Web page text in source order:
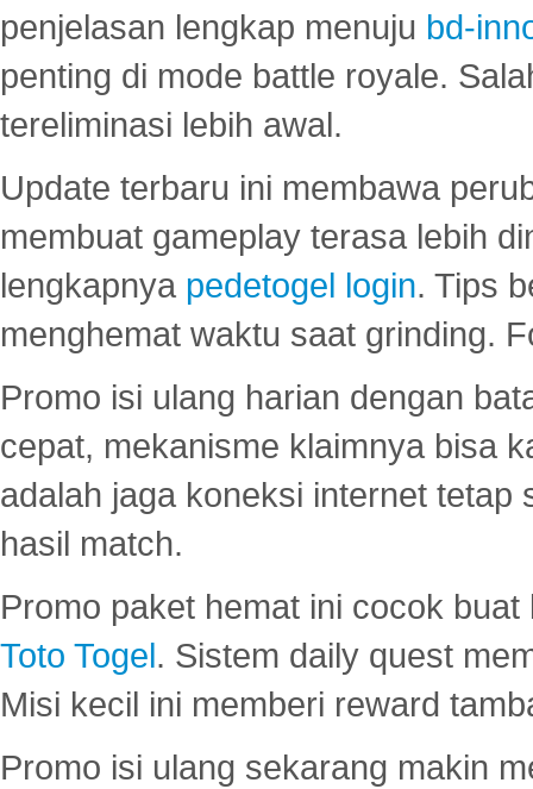
penjelasan lengkap menuju bd-
penting di mode battle royale.
tereliminasi lebih awal.
Update terbaru ini membawa
membuat gameplay terasa lebih
lengkapnya pedetogel login. Tips
menghemat waktu saat grinding.
Promo isi ulang harian dengan
cepat, mekanisme klaimnya bisa
adalah jaga koneksi internet tetap
hasil match.
Promo paket hemat ini cocok
Toto Togel. Sistem daily quest
Misi kecil ini memberi reward
Promo isi ulang sekarang makin